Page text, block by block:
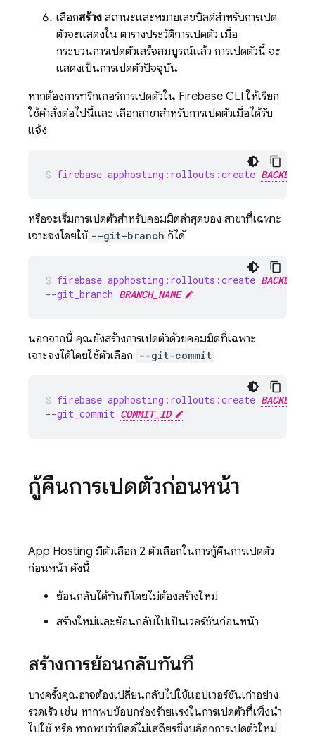
เลือกสร้าง สถานะและหมายเลขบิลด์สำหรับการเปิด
ตัวจะแสดงใน ตารางประวัติการเปิดตัว เมื่อ
กระบวนการเปิดตัวเสร็จสมบูรณ์แล้ว การเปิดตัวนี้ จะ
แสดงเป็นการเปิดตัวปัจจุบัน
หากต้องการทริกเกอร์การเปิดตัวใน Firebase CLI ให้เรียก
ใช้คำสั่งต่อไปนี้และ เลือกสาขาสำหรับการเปิดตัวเมื่อได้รับ
แจ้ง
firebase apphosting:rollouts:create
หรือจะเริ่มการเปิดตัวสำหรับคอมมิตล่าสุดของ สาขาที่เฉพาะ
เจาะจงโดยใช้ --git-branch ก็ได้
firebase apphosting:rollouts:create
--git_branch BRANCH_NAME
นอกจากนี้ คุณยังสร้างการเปิดตัวด้วยคอมมิตที่เฉพาะ
เจาะจงได้โดยใช้ตัวเลือก --git-commit
firebase apphosting:rollouts:create
--git_commit COMMIT_ID
กู้คืนการเปิดตัวก่อนหน้า
App Hosting มีตัวเลือก 2 ตัวเลือกในการกู้คืนการเปิดตัว
ก่อนหน้า ดังนี้
ย้อนกลับได้ทันทีโดยไม่ต้องสร้างใหม่
สร้างใหม่และย้อนกลับไปเป็นเวอร์ชันก่อนหน้า
สร้างการย้อนกลับทันที
บางครั้งคุณอาจต้องเปลี่ยนกลับไปใช้แอปเวอร์ชันเก่าอย่าง
รวดเร็ว เช่น หากพบข้อบกร่องร้ายแรงในการเปิดตัวที่เพิ่งนำ
ไปใช้ หรือ หากพบว่าบิลด์ไม่เสถียรซึ่งบล็อกการเปิดตัวใหม่